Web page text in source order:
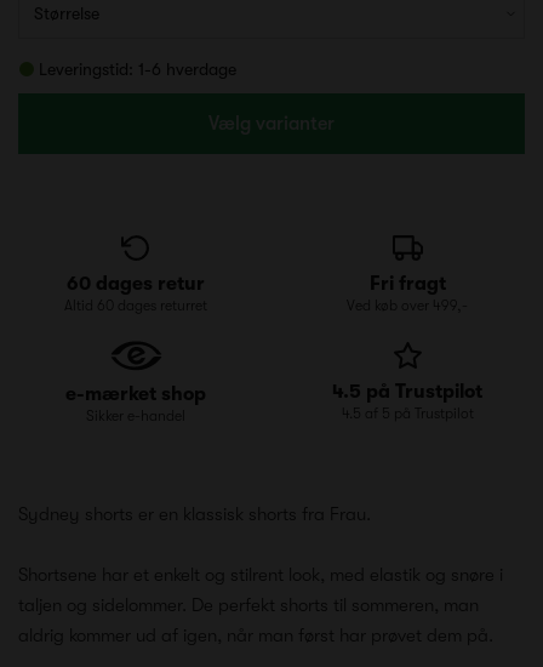
Leveringstid: 1-6 hverdage
Vælg varianter
60 dages retur
Altid 60 dages returret
Fri fragt
Ved køb over 499,-
e-mærket shop
Sikker e-handel
4.5 på Trustpilot
4.5 af 5 på Trustpilot
Sydney shorts er en klassisk shorts fra Frau.
Shortsene har et enkelt og stilrent look, med elastik og snøre i
taljen og sidelommer. De perfekt shorts til sommeren, man
aldrig kommer ud af igen, når man først har prøvet dem på.